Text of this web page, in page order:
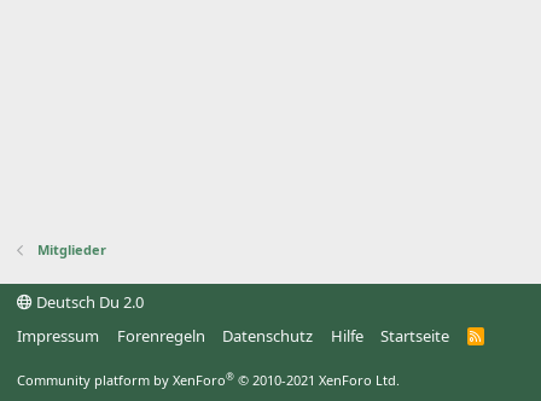
Mitglieder
Deutsch Du 2.0
Impressum
Forenregeln Datenschutz Hilfe Startseite
R
Community platform by XenForo® © 2010-2021 XenForo Ltd.